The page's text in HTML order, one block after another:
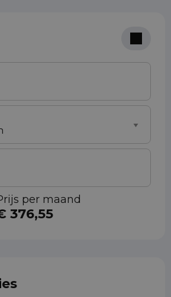
per maand
376,55